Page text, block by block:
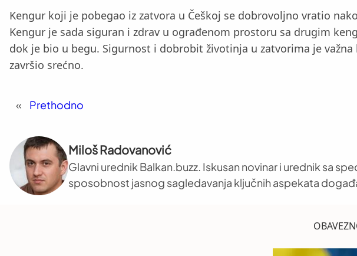
Kengur koji je pobegao iz zatvora u Češkoj se dobrovoljno vratio
Kengur je sada siguran i zdrav u ograđenom prostoru sa drugim
dok je bio u begu. Sigurnost i dobrobit životinja u zatvorima je
završio srećno.
« Prethodno
Miloš Radovanović
Glavni urednik Balkan.buzz. Iskusan novinar i urednik sa
sposobnost jasnog sagledavanja ključnih aspekata